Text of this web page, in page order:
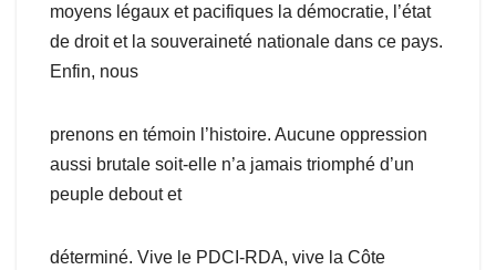
moyens légaux et pacifiques la démocratie, l’état
de droit et la souveraineté nationale dans ce pays.
Enfin, nous
prenons en témoin l’histoire. Aucune oppression
aussi brutale soit-elle n’a jamais triomphé d’un
peuple debout et
déterminé. Vive le PDCI-RDA, vive la Côte